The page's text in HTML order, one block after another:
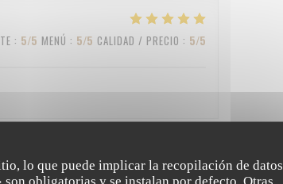
lo que puede implicar la recopilación de datos
obligatorias y se instalan por defecto. Otras
: 5/5 MENÚ : 5/5 CALIDAD / PRECIO : 5/5
: 3/5 MENÚ: 4/5 CALIDAD / PRECIO: 3/5